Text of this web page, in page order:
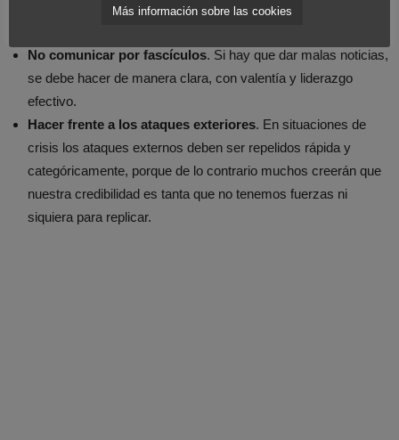
que se enteren primero nuestros empleados. Enterarse de
No comunicar por fascículos. Si hay que dar malas noticias,
se debe hacer de manera clara, con valentía y liderazgo
efectivo.
Hacer frente a los ataques exteriores. En situaciones de
crisis los ataques externos deben ser repelidos rápida y
categóricamente, porque de lo contrario muchos creerán que
nuestra credibilidad es tanta que no tenemos fuerzas ni
siquiera para replicar.
Más información sobre las cookies